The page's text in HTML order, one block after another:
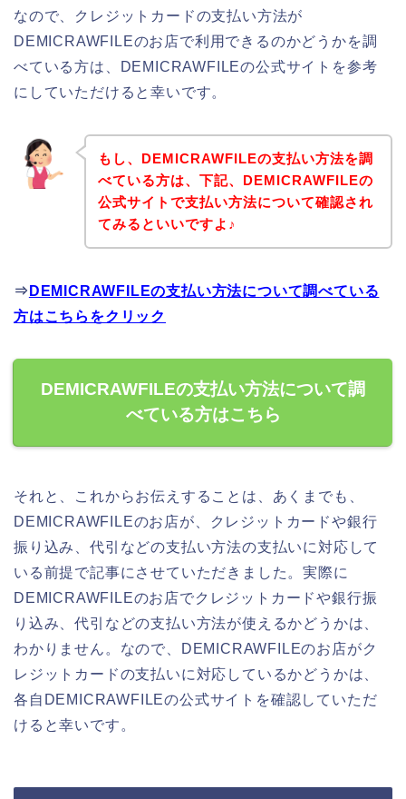
なので、クレジットカードの支払い方法が
DEMICRAWFILEのお店で利用できるのかどうかを調
べている方は、DEMICRAWFILEの公式サイトを参考
にしていただけると幸いです。
もし、DEMICRAWFILEの支払い方法を調
べている方は、下記、DEMICRAWFILEの
公式サイトで支払い方法について確認され
てみるといいですよ♪
⇒ DEMICRAWFILEの支払い方法について調べている
方はこちらをクリック
DEMICRAWFILEの支払い方法について調
べている方はこちら
それと、これからお伝えすることは、あくまでも、
DEMICRAWFILEのお店が、クレジットカードや銀行
振り込み、代引などの支払い方法の支払いに対応して
いる前提で記事にさせていただきました。実際に
DEMICRAWFILEのお店でクレジットカードや銀行振
り込み、代引などの支払い方法が使えるかどうかは、
わかりません。なので、DEMICRAWFILEのお店がク
レジットカードの支払いに対応しているかどうかは、
各自DEMICRAWFILEの公式サイトを確認していただ
けると幸いです。